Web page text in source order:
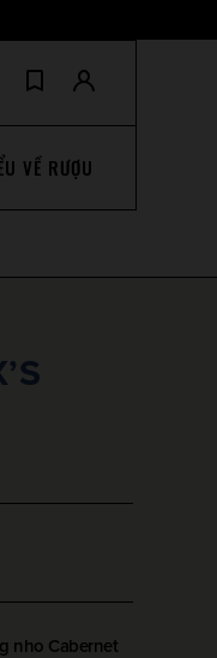
VỀ RƯỢU
nho Cabernet